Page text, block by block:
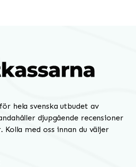
hela svenska utbudet av
djupgående recensioner
med oss innan du väljer